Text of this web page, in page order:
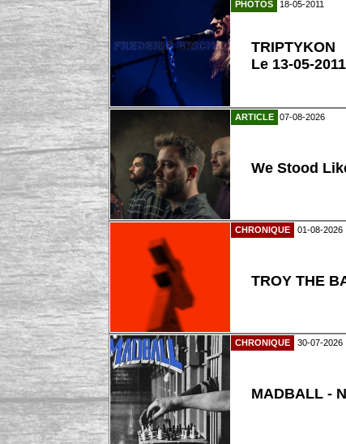
PHOTOS 18-05-2011
TRIPTYKON
Le 13-05-
ARTICLE 07-08-2026
We Stood
CHRONIQUE 01-08-2026
TROY THE
CHRONIQUE 30-07-2026
MADBALL -